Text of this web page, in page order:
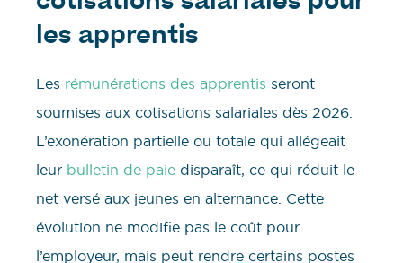
les apprentis
Les rémunérations des apprentis seront
soumises aux cotisations salariales dès 2026.
L’exonération partielle ou totale qui allégeait
leur bulletin de paie disparaît, ce qui réduit le
net versé aux jeunes en alternance. Cette
évolution ne modifie pas le coût pour
l’employeur, mais peut rendre certains postes